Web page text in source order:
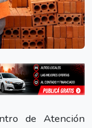
de Atención